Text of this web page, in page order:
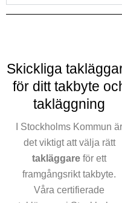
Skickliga
för ditt takbyte
takläggning
I Stockholms Kommun är
det viktigt att välja rätt
takläggare för ett
framgångsrikt takbyte.
Våra certifierade